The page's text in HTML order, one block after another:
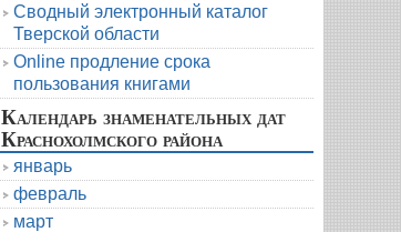
Сводный электронный каталог
Тверской области
Online продление срока
пользования книгами
Календарь знаменательных дат
Краснохолмского района
январь
февраль
март